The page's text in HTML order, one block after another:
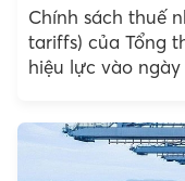
Chính sách thuế
tariffs) của Tổng
hiệu lực vào